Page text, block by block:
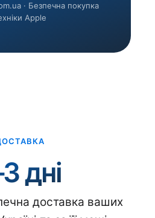
· Безпечна покупка
Apple
дні
доставка ваших